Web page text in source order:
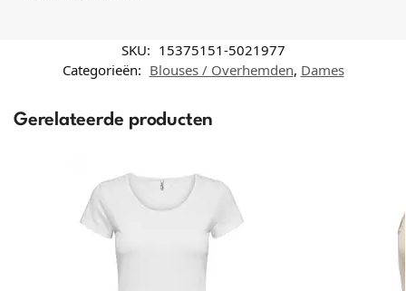
SKU: 15375151-5021977
Categorieën: Blouses / Overhemden, Dames
Gerelateerde producten